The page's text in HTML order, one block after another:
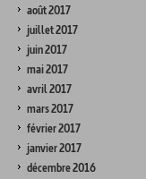
août 2017
juillet 2017
juin 2017
mai 2017
avril 2017
mars 2017
février 2017
janvier 2017
décembre 2016